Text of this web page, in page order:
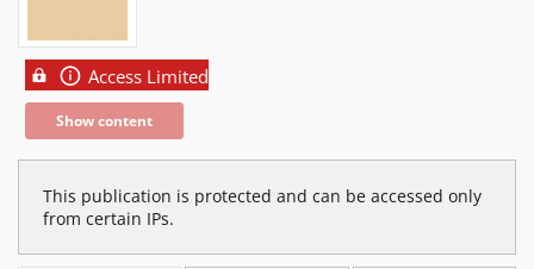
Access Limited
Show content
This publication is protected and can be accessed only
from certain IPs.